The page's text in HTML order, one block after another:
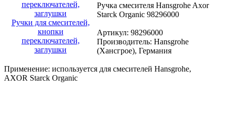
Ручки для смесителей,
кнопки
переключателей,
заглушки
Ручка смесителя Hansgrohe Axor
Starck Organic 98296000
Артикул: 98296000
Производитель: Hansgrohe
(Хансгрое), Германия
Применение: используется для смесителей Hansgrohe,
AXOR Starck Organic